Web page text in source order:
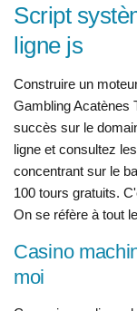
Script
ligne js
Construire un
Gambling Acatènes
succès sur le
ligne et consultez
concentrant sur le
100 tours gratuits.
On se réfère à tout
Casino
moi